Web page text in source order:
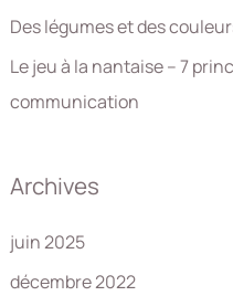
:Des légumes et des
Le jeu à la nantaise – 7
communication
Archives
juin 2025
décembre 2022